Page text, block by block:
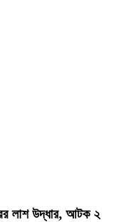
লাশ উদ্ধার, আটক ২